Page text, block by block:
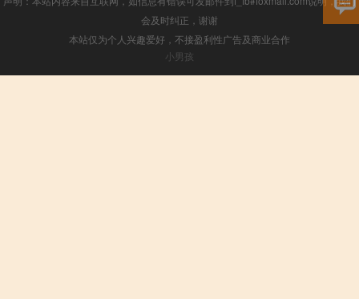
会及时纠正，谢谢
本站仅为个人兴趣爱好，不接盈利性广告及商业合作
小男孩